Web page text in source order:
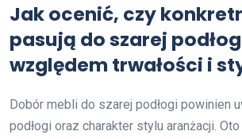
Jak ocenić, czy
pasują do szarej
względem trwałości i
Dobór mebli do szarej podłogi powinien
podłogi oraz charakter stylu aranżacji.